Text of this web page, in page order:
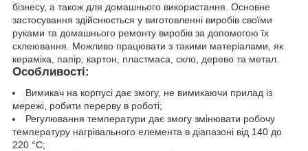
бізнесу, а також для домашнього використання. Основне
застосування здійснюється у виготовленні виробів своїми
руками та домашнього ремонту виробів за допомогою їх
склеювання. Можливо працювати з такими матеріалами, як
кераміка, папір, картон, пластмаса, скло, дерево та метал.
Особливості:
Вимикач на корпусі дає змогу, не вимикаючи прилад із
мережі, робити перерву в роботі;
Регулювання температури дає змогу змінювати робочу
температуру нагрівального елемента в діапазоні від 140 до
220 °C;